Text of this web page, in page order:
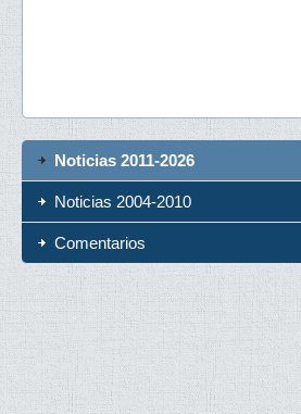
Noticias 2011-2026
Noticias 2004-2010
Comentarios